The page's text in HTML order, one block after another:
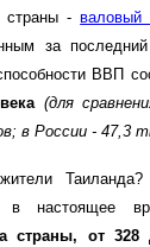
страны -валовый
за последний
ВВП
(для
в России - 47,3
в настоящее
страны, от